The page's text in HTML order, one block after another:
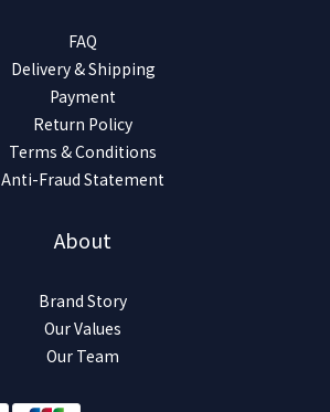
FAQ
Delivery & Shipping
Payment
Return Policy
Terms & Conditions
Anti-Fraud Statement
About
Brand Story
Our Values
Our Team